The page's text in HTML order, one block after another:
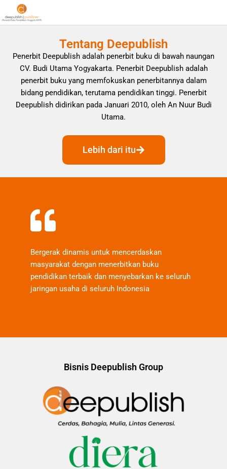
Tentang Deepublish
Penerbit Deepublish adalah penerbit buku di bawah naungan
CV. Budi Utama Yogyakarta. Penerbit Deepublish adalah
penerbit buku yang memfokuskan penerbitannya dalam
bidang pendidikan, terutama pendidikan tinggi. Penerbit
Deepublish didirikan pada Januari 2010, oleh An Nuur Budi
Utama.
Lebih dari itu
Bergerak dinamis untuk mencerdaskan
masyarakat dengan menerbitkan buku
pendidikan terbaik dan menyebarkan ke seluruh
jaringan usaha di seluruh Indonesia
Bisnis Deepublish Group